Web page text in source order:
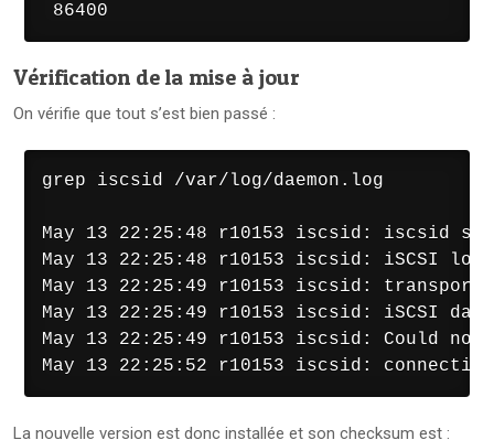
86400
Vérification de la mise à jour
On vérifie que tout s’est bien passé :
grep iscsid /var/log/daemon.log
May 13 22:25:48 r10153 iscsid: iscsid
May 13 22:25:48 r10153 iscsid: iSCSI
May 13 22:25:49 r10153 iscsid:
May 13 22:25:49 r10153 iscsid: iSCSI
May 13 22:25:49 r10153 iscsid: Could
May 13 22:25:52 r10153 iscsid:
La nouvelle version est donc installée et son checksum est :